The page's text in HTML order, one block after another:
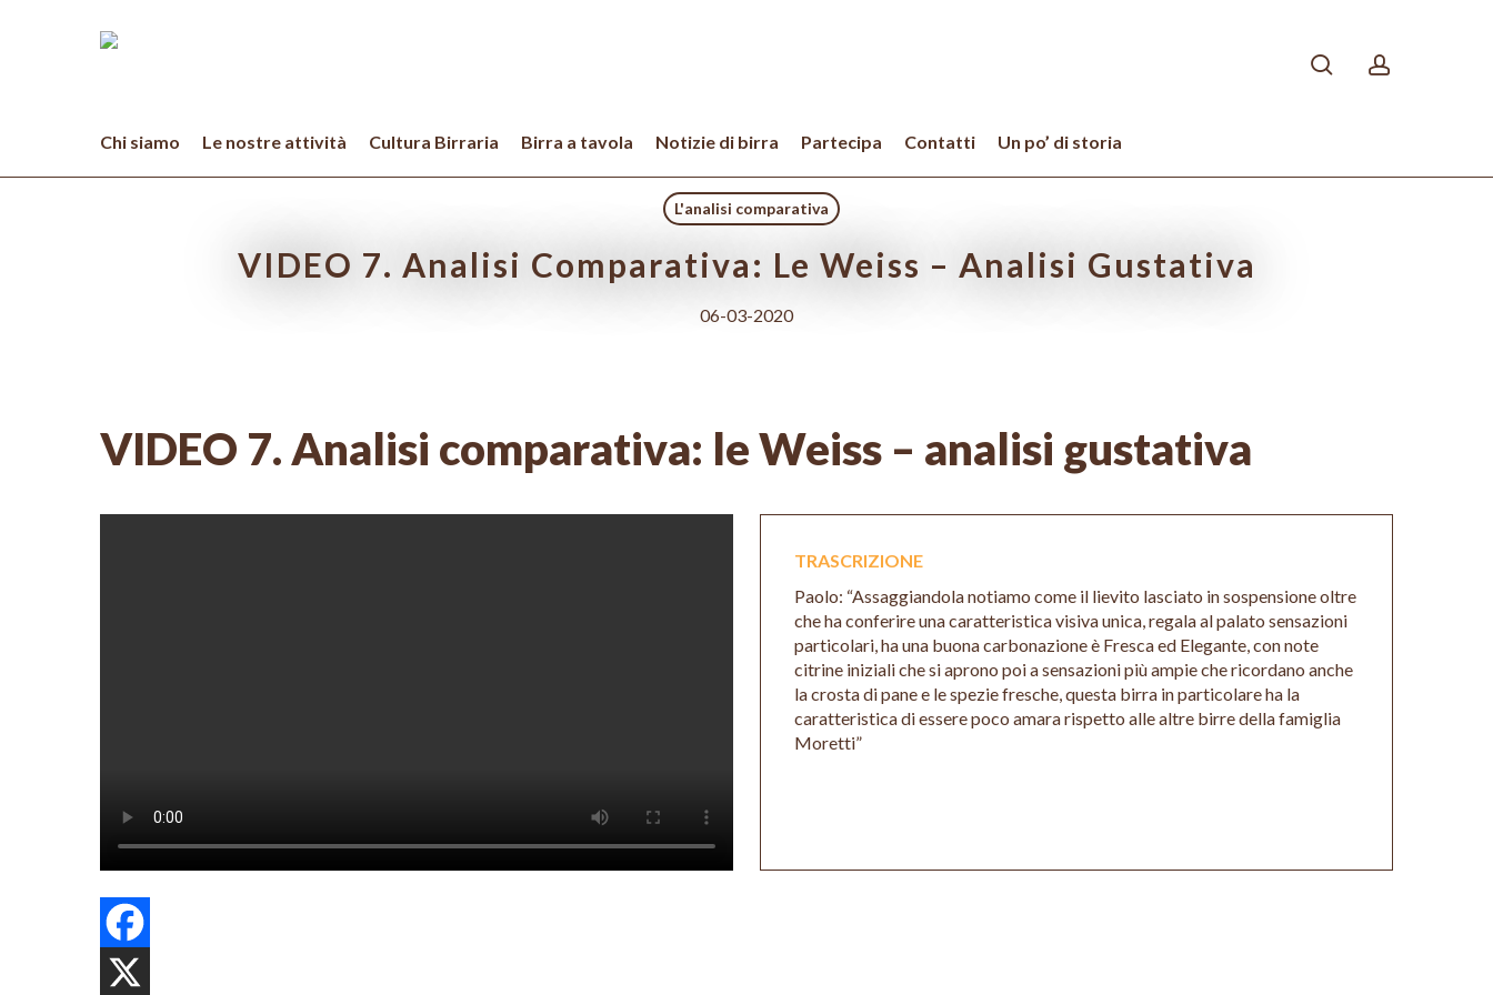
Chi siamo Le nostre attività Cultura Birraria Birra a tavola Notizie di birra Partecipa Contatti Un po’ di storia
search
L'analisi comparativa
VIDEO 7. Analisi Comparativa: Le Weiss – Analisi Gustativa
06-03-2020
VIDEO 7. Analisi comparativa: le Weiss – analisi gustativa
TRASCRIZIONE
Paolo: “Assaggiandola notiamo come il lievito lasciato in sospensione oltre
che ha conferire una caratteristica visiva unica, regala al palato sensazioni
particolari, ha una buona carbonazione è Fresca ed Elegante, con note
citrine iniziali che si aprono poi a sensazioni più ampie che ricordano anche
la crosta di pane e le spezie fresche, questa birra in particolare ha la
caratteristica di essere poco amara rispetto alle altre birre della famiglia
Moretti”